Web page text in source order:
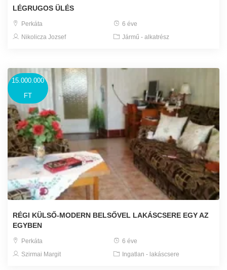
LÉGRUGOS ÜLÉS
Perkáta
6 éve
Nikolicza Jozsef
Jármű - alkatrész
15.000.000
FT
RÉGI KÜLSŐ-MODERN BELSŐVEL LAKÁSCSERE EGY AZ
EGYBEN
Perkáta
6 éve
Szirmai Margit
Ingatlan - lakáscsere